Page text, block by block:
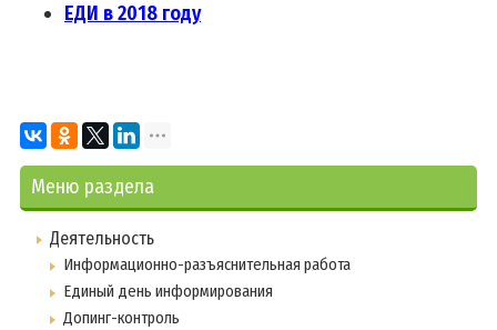
ЕДИ в 2018 году
Меню раздела
Деятельность
Информационно-разъяснительная работа
Единый день информирования
Допинг-контроль